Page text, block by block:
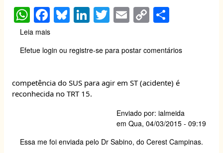
W
h
at
s
A
p
F
a
c
e
b
o
Bl
u
e
sk
y
Li
n
k
e
n
T
wi
tt
er
E
m
ail
C
o
p
y
Li
n
k
ar
e
Leia mais
Ciência
coletiva:
vigilância
violência
Efetue login ou registre-se para postar comentários
competência do SUS para agir em ST (acidente) é
reconhecida no TRT 15.
Enviado por: ialmeida
em Qua, 04/03/2015 - 09:19
Essa me foi enviada pelo Dr Sabino, do Cerest Campinas.